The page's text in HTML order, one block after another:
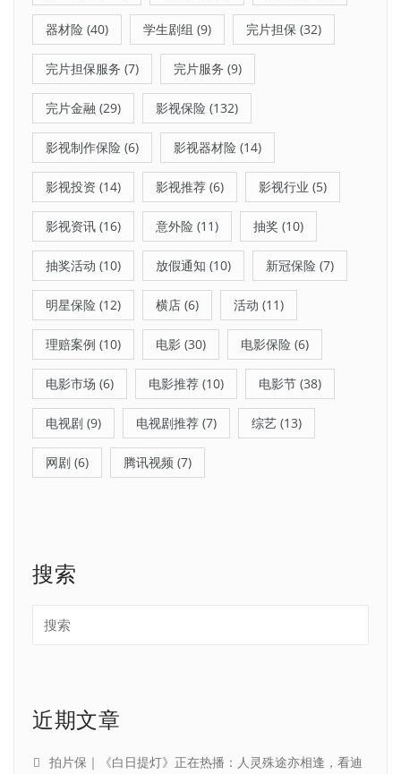
器材险 (40) 学生剧组 (9) 完片担保 (32)
完片担保服务 (7) 完片服务 (9)
完片金融 (29) 影视保险 (132)
影视制作保险 (6) 影视器材险 (14)
影视投资 (14) 影视推荐 (6) 影视行业 (5)
影视资讯 (16) 意外险 (11) 抽奖 (10)
抽奖活动 (10) 放假通知 (10) 新冠保险 (7)
明星保险 (12) 横店 (6) 活动 (11)
理赔案例 (10) 电影 (30) 电影保险 (6)
电影市场 (6) 电影推荐 (10) 电影节 (38)
电视剧 (9) 电视剧推荐 (7) 综艺 (13)
网剧 (6) 腾讯视频 (7)
搜索
近期文章
拍片保｜《白日提灯》正在热播：人灵殊途亦相逢，看迪